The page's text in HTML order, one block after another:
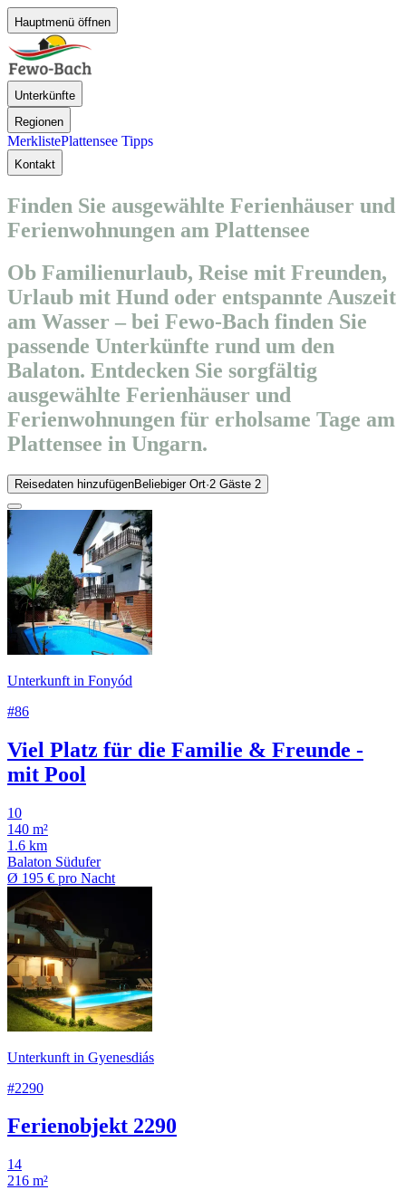
Hauptmenü öffnen
Unterkünfte
Regionen
MerklistePlattensee Tipps
Kontakt
Finden Sie ausgewählte Ferienhäuser und
Ferienwohnungen am Plattensee
Ob Familienurlaub, Reise mit Freunden,
Urlaub mit Hund oder entspannte Auszeit
am Wasser – bei Fewo-Bach finden Sie
passende Unterkünfte rund um den
Balaton. Entdecken Sie sorgfältig
ausgewählte Ferienhäuser und
Ferienwohnungen für erholsame Tage am
Plattensee in Ungarn.
Reisedaten hinzufügenBeliebiger Ort·2 Gäste 2
Unterkunft in Fonyód
#86
Viel Platz für die Familie & Freunde -
mit Pool
10
140 m²
1.6 km
Balaton Südufer
Ø 195 € pro Nacht
Unterkunft in Gyenesdiás
#2290
Ferienobjekt 2290
14
216 m²